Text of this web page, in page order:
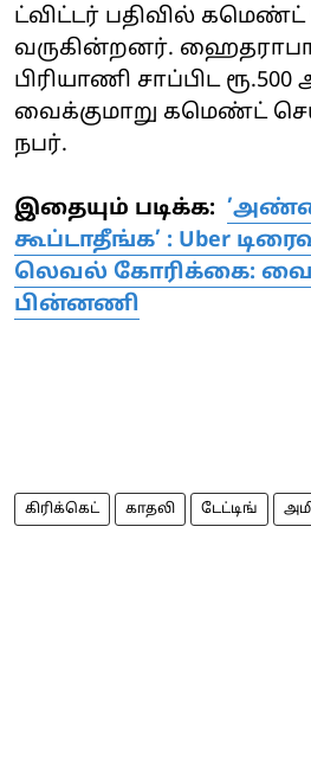
ட்விட்டர் பதிவில் கமெண்ட்
வருகின்றனர்.
பிரியாணி சாப்பிட ரூ.500
வைக்குமாறு கமெண்ட்
நபர்.
இதையும் படிக்க:
கூப்டாதீங்க’ : Uber
லெவல் கோரிக்கை:
பின்னணி
கிரிக்கெட் காதலி டேட்டிங்